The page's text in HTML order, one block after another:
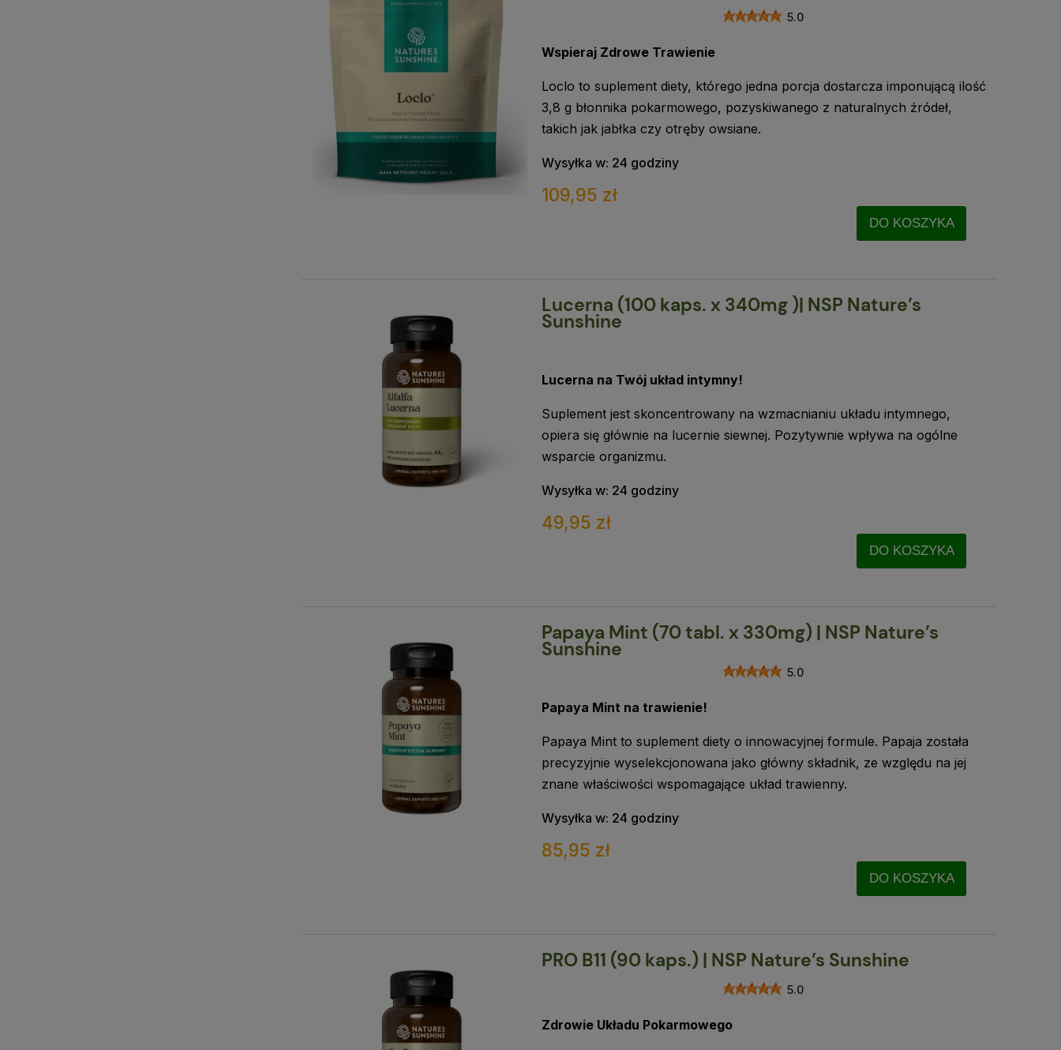
5.0
Wspieraj Zdrowe Trawienie
Loclo to suplement diety, którego jedna porcja dostarcza imponującą ilość
3,8 g błonnika pokarmowego, pozyskiwanego z naturalnych źródeł,
takich jak jabłka czy otręby owsiane.
Wysyłka w: 24 godziny
109,95 zł
DO KOSZYKA
Lucerna (100 kaps. x 340mg )| NSP Nature’s
Sunshine
Lucerna na Twój układ intymny!
Suplement jest skoncentrowany na wzmacnianiu układu intymnego,
opiera się głównie na lucernie siewnej. Pozytywnie wpływa na ogólne
wsparcie organizmu.
Wysyłka w: 24 godziny
49,95 zł
DO KOSZYKA
Papaya Mint (70 tabl. x 330mg) | NSP Nature’s
Sunshine
5.0
Papaya Mint na trawienie!
Papaya Mint to suplement diety o innowacyjnej formule. Papaja została
precyzyjnie wyselekcjonowana jako główny składnik, ze względu na jej
znane właściwości wspomagające układ trawienny.
Wysyłka w: 24 godziny
85,95 zł
DO KOSZYKA
PRO B11 (90 kaps.) | NSP Nature’s Sunshine
5.0
Zdrowie Układu Pokarmowego